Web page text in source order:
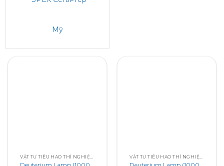
VẬT TƯ TIÊU HAO THÍ NGHIỆM – SẮC KÝ – QUANG PHỔ VẬT TƯ TIÊU HAO THÍ NGHIỆM – SẮC KÝ – QUANG PHỔ